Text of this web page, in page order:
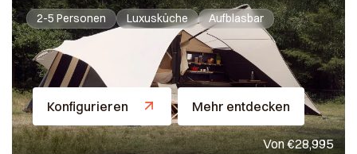
2-5 Personen Luxusküche Aufblasbar
Konfigurieren Mehr entdecken
Von €28,995